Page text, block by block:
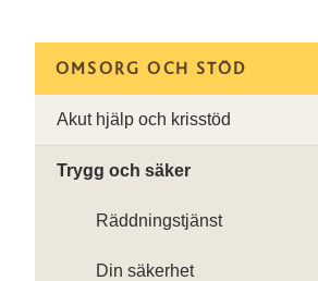
OMSORG OCH STÖD
Akut hjälp och krisstöd
Trygg och säker
Räddningstjänst
Din säkerhet